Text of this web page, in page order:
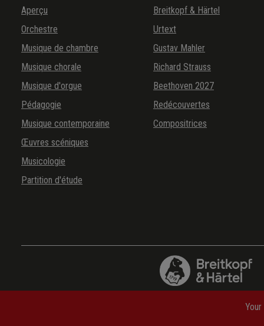
Aperçu
Orchestre
Musique de chambre
Musique chorale
Musique d'orgue
Pédagogie
Musique contemporaine
Œuvres scéniques
Musicologie
Partition d'étude
Breitkopf & Härtel
Urtext
Gustav Mahler
Richard Strauss
Beethoven 2027
Redécouvertes
Compositrices